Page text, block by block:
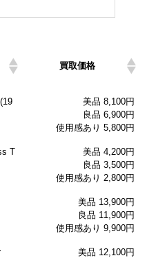
買取価格
美品 8,100円
良品 6,900円
使用感あり 5,800円
T
美品 4,200円
良品 3,500円
使用感あり 2,800円
美品 13,900円
良品 11,900円
使用感あり 9,900円
美品 12,100円